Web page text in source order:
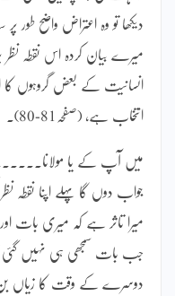
دیکھا تو وہ اعتراض واضح طور
میرے بیان کردہ اس نقطہ نظر
انسانیت کے بعض گروہوں کا
انتخاب ہے، (صفحہ81-80)۔
میں آپ کے یا
جواب دوں گا پہلے اپنا نقطہ
میرا تاثر ہے کہ میری بات اور
جب بات سمجھی ہی نہیں گئی تو
دوسرے کے وقت کا زیاں بن